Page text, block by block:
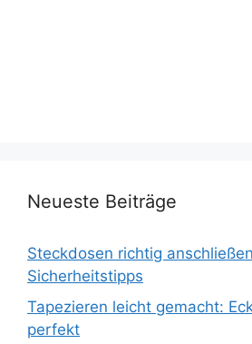
Neueste Beiträge
Steckdosen richtig
Sicherheitstipps
Tapezieren leicht gemacht:
perfekt